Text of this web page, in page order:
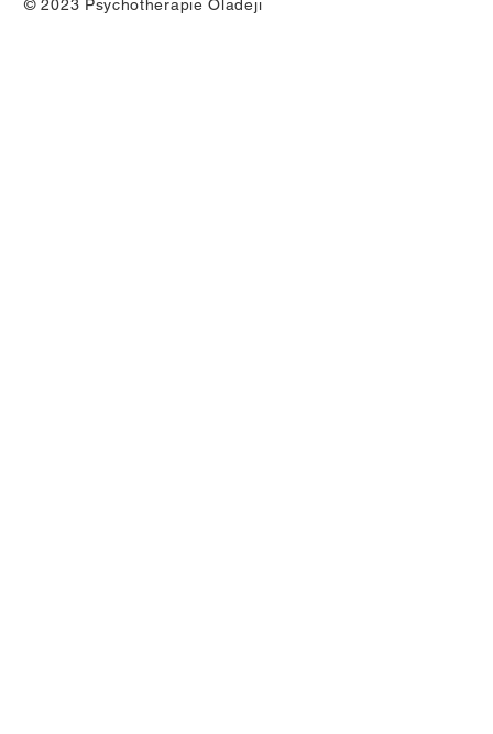
© 2023 Psychotherapie Oladeji